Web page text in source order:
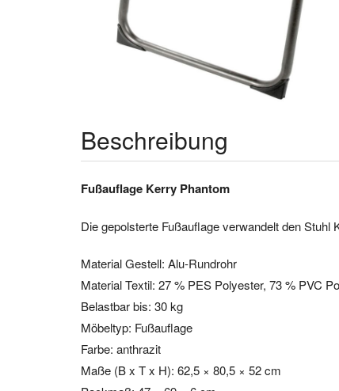
Beschreibung
Fußauflage Kerry Phantom
Die gepolsterte Fußauflage verwandelt den Stuhl
Material Gestell: Alu-Rundrohr
Material Textil: 27 % PES Polyester, 73 % PVC
Belastbar bis: 30 kg
Möbeltyp: Fußauflage
Farbe: anthrazit
Maße (B x T x H): 62,5 × 80,5 × 52 cm